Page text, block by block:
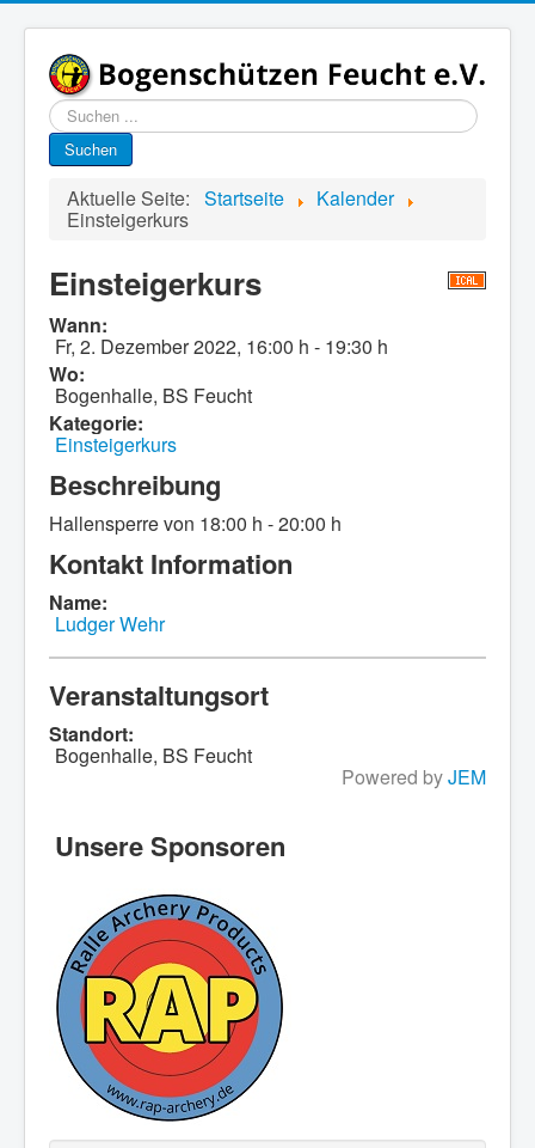
Suchen
...
Suchen
Aktuelle Seite: Startseite Kalender
Einsteigerkurs
Einsteigerkurs
Wann:
Fr, 2. Dezember 2022, 16:00 h - 19:30 h
Wo:
Bogenhalle, BS Feucht
Kategorie:
Einsteigerkurs
Beschreibung
Hallensperre von 18:00 h - 20:00 h
Kontakt Information
Name:
Ludger Wehr
Veranstaltungsort
Standort:
Bogenhalle, BS Feucht
Powered byJEM
Unsere Sponsoren